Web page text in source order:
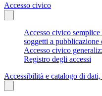
Accesso civico
Accesso civico
soggetti a pubblicazione
Accesso civico
Registro degli accessi
Accessibilità e catalogo di